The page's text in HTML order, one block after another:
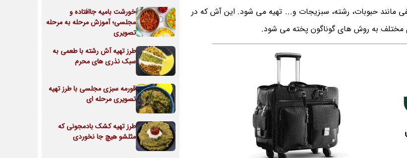
مانند حبوبات، رشته، سبزیجات و... تهیه می شود. این آش که در
مختلف به روش های گوناگون پخته می شود.
خورشت بامیه جاافتاده و
مجلسی؛ آموزش مرحله به مرحله
تصویری
طرز تهیه آش رشته با طعمی به
سبک نذری های محرم
قورمه سبزی مجلسی با طرز تهیه
تصویری مرحله ای
طرز تهیه کشک بادمجونی که
مثلشو هیچ جا نخوردی